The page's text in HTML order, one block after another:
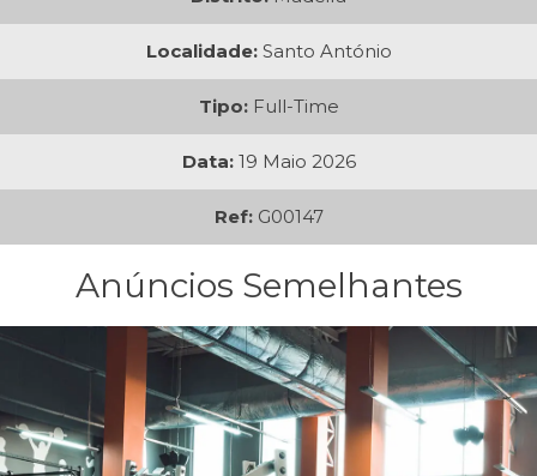
Localidade: Santo António
Tipo: Full-Time
Data: 19 Maio 2026
Ref: G00147
Anúncios Semelhantes